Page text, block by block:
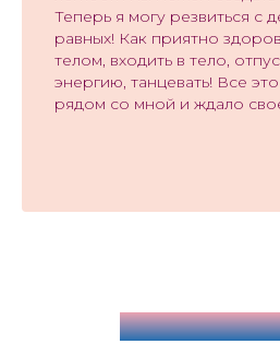
Теперь я могу резвиться с
равных! Как приятно
телом, входить в тело,
энергию, танцевать! Все
рядом со мной и ждало
Попробовать